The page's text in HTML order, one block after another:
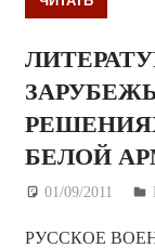
БЕЛОЙ
01/09/2011
РУССКОЕ